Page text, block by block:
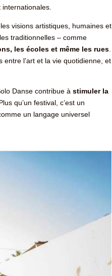
visions artistiques, humaines et
traditionnelles – comme
les écoles et même les rues.
l’art et la vie quotidienne, et
Danse contribue à stimuler la
qu’un festival, c’est un
un langage universel